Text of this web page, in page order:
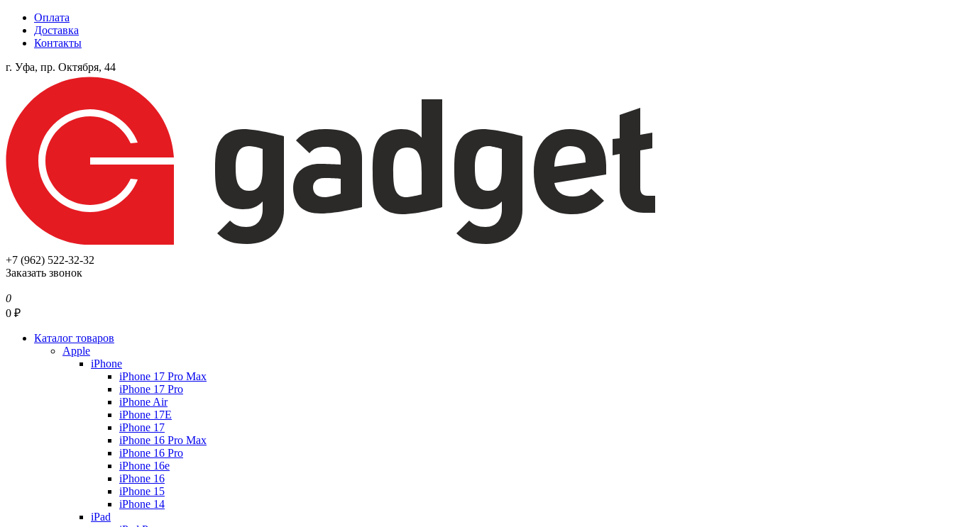
Оплата
Доставка
Контакты
г. Уфа, пр. Октября, 44
+7 (962) 522-32-32
Заказать звонок
0
0 ₽
Каталог товаров
Apple
iPhone
iPhone 17 Pro Max
iPhone 17 Pro
iPhone Air
iPhone 17E
iPhone 17
iPhone 16 Pro Max
iPhone 16 Pro
iPhone 16e
iPhone 16
iPhone 15
iPhone 14
iPad